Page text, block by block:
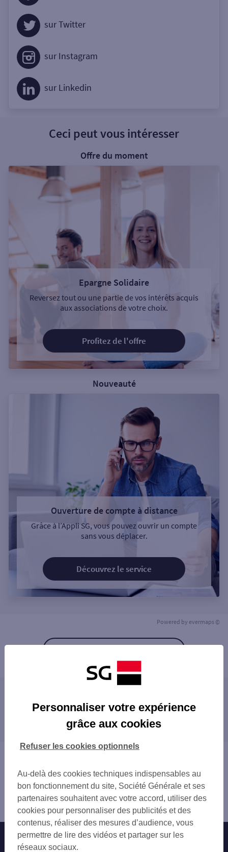
sur Twitter
sur Instagram
sur Linkedin
Ceci peut vous intéresser
Offre du moment
Epargne Solidaire
Reversez tout ou une partie de vos intérêts acquis
aux associations de votre choix.
Profitez de l'offre
Nouveauté
Ouverture de compte à distance
Grâce à l’Appli SG, vous pouvez ouvrir un compte
sans vous déplacer.
Découvrez le service
Powered by evermaps ©
LYON JEAN MACE
LYON CHARLEMAGNE
LYON ETATS UNIS
LYON VICTOR HUGO
STE FOY LES LYON
LYON MONPLAISIR
LYON ROUGET DE LISLE
SAINT FONS
LYON REPUBLIQUE
OULLINS GRANDE RUE
Les agences SG dans les villes à proximité
SAINT-FONS
LYON
PIERRE-BÉNITE
VILLEURBANNE
FRANCHEVILLE
BRON
VÉNISSIEUX
Lyon 7ème
Agence LYON GERLAND 7e
Nos engagements Nous contacter
Personnaliser votre expérience
grâce aux cookies
Au-delà des cookies techniques indispensables au
bon fonctionnement du site, Société Générale et ses
partenaires souhaitent avec votre accord, utiliser des
cookies pour personnaliser des publicités et des
contenus, réaliser des mesures d’audience, vous
permettre de lire des vidéos et partager sur les
réseaux sociaux.
Refuser les cookies optionnels